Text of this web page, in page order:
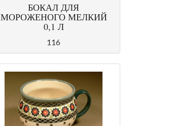
БОКАЛ ДЛЯ
МОРОЖЕНОГО МЕЛКИЙ
0,1 Л
116